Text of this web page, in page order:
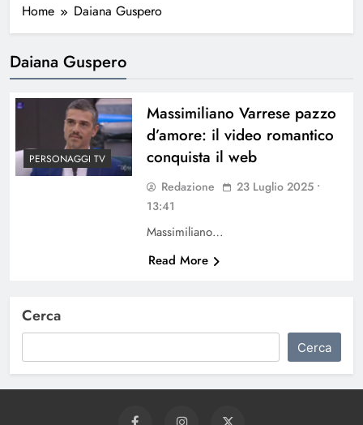
Home Daiana Guspero
Daiana Guspero
PERSONAGGI TV
Massimiliano Varrese pazzo
d’amore: il video romantico
conquista il web
Redazione
23 Luglio 2025 •
13:41
Massimiliano…
Read More
Cerca
Cerca